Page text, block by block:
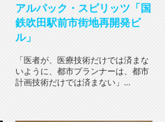
アルパック・スピリッツ「国
鉄吹田駅前市街地再開発ビ
ル」
「医者が、医療技術だけでは済まな
いように、都市プランナーは、都市
計画技術だけでは済まない」...